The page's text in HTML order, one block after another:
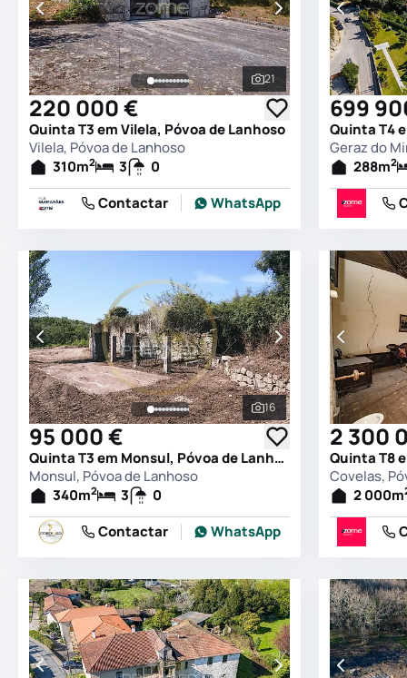
Ver todas as
21
220 000 €
Quinta T3 em Vilela, Póvoa de Lanhoso
Vilela, Póvoa de Lanhoso
310m2 3
0
Contactar
WhatsApp
699
Geraz do
288m2
Ver todas as
16
95 000 €
Quinta T3 em Monsul, Póvoa de Lanhoso
Monsul, Póvoa de Lanhoso
340m2 3
0
Contactar
WhatsApp
2 300
Covelas,
2 000m